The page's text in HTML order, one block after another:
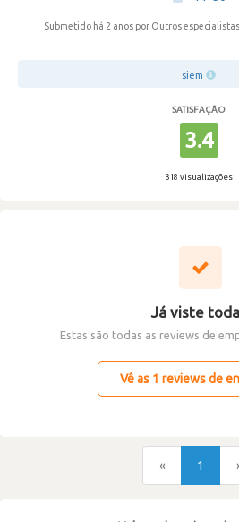
Submetido há 2 anos por Outros
siem
SATISFAÇÃO
3.4
318 visualizações
Já viste
Estas são todas as reviews de
Vê as 1 reviews de
« 1